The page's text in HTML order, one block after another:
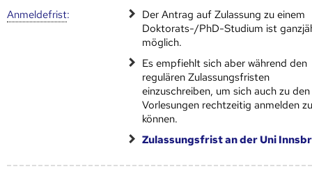
Anmelde­frist:
Der Antrag auf Zulassung zu einem
Doktorats-/PhD-Studium ist
möglich.
Es empfiehlt sich aber während den
regulären Zulassungsfristen
einzuschreiben, um sich auch zu den
Vorlesungen rechtzeitig anmelden
können.
Zulassungsfrist an der Uni